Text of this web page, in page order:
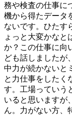
務や検査の仕事に
機から得たデータ
ないです。ひたす
ょっと大変かなと
か？この仕事に向
ども話しましたが
中力が続かないと
と力仕事をしたく
す。工場っていう
いると思いますが
ん。力がない方、